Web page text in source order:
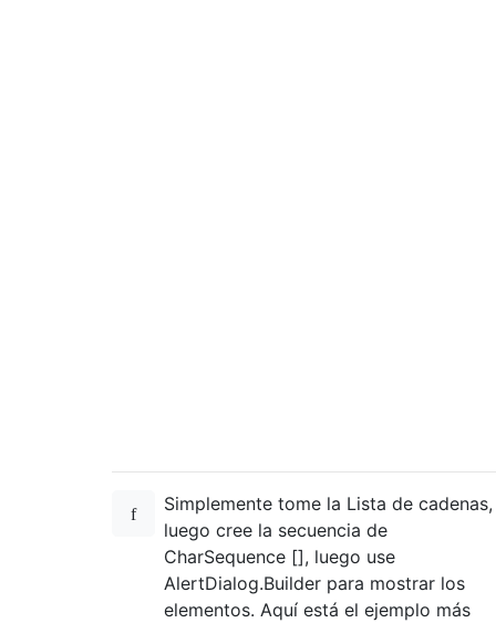
Simplemente tome la Lista de cadenas,
luego cree la secuencia de
CharSequence [], luego use
AlertDialog.Builder para mostrar los
elementos. Aquí está el ejemplo más